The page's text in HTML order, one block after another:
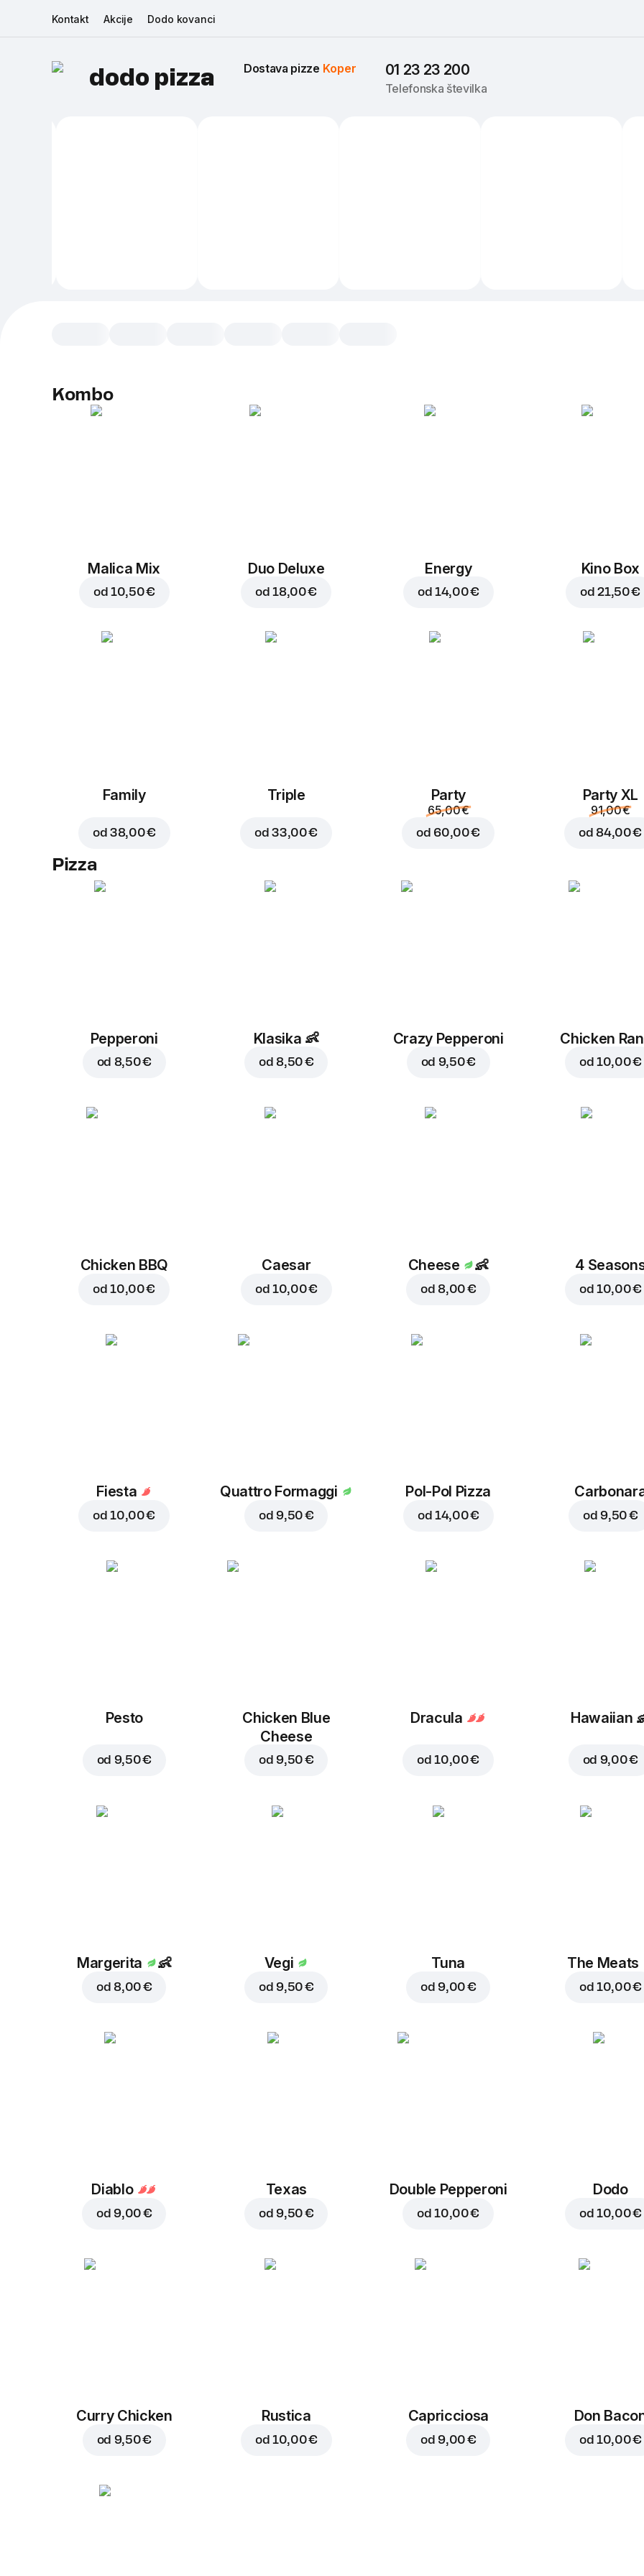
Kontakt Akcije Dodo kovanci
dodo pizza Dostava pizze Koper 01 23 23 200
Telefonska številka
Dodaj v košaro za
Kombo
Malica Mix
od 10,50 €
Duo Deluxe
od18,00 €
Energy
od 14,00 €
Kino Box
od21,50 €
Family
od 38,00 €
Triple
od33,00 €
Party
65,00 €
od 60,00 €
Party XL
91,00 €
od 84,00 €
Pizza
Pepperoni
od 8,50 €
Klasika 👶
od 8,50 €
Crazy Pepperoni
od 9,50 €
Chicken
od 10,00 €
Chicken BBQ
od 10,00 €
Caesar
od 10,00 €
Cheese 👶
od 8,00 €
4
od 10,00 €
Fiesta
od 10,00 €
Quattro Formaggi
od 9,50 €
Pol-Pol Pizza
od 14,00 € od 9,50 €
Pesto
od 9,50 €
Chicken Blue
Cheese
od 9,50 €
Dracula
od10,00 €
Hawaiian
od 9,00 €
Margerita 👶
od 8,00 €
Vegi
od 9,50 €
Tuna
od 9,00 €
The Meats
od 10,00 €
Diablo
od 9,00 €
Texas
od 9,50 €
Double Pepperoni
od 10,00 €
Dodo
od 10,00 €
Curry Chicken
od 9,50 €
Rustica
od 10,00 €
Capricciosa
od 9,00 €
Don
od 10,00 €